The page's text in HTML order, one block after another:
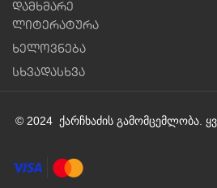
დამხმარე
ლიტერატურა
ხელოვნება
სხვადასხვა
© 2024 ქარჩხაძის გამომცემლობა.